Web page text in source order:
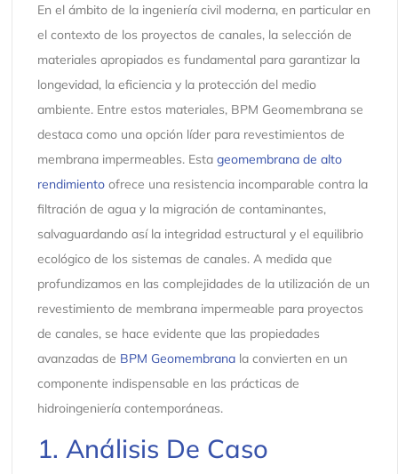
En el ámbito de la ingeniería civil moderna, en particular en
el contexto de los proyectos de canales, la selección de
materiales apropiados es fundamental para garantizar la
longevidad, la eficiencia y la protección del medio
ambiente. Entre estos materiales, BPM Geomembrana se
destaca como una opción líder para revestimientos de
membrana impermeables. Esta geomembrana de alto
rendimientoofrece una resistencia incomparable contra la
filtración de agua y la migración de contaminantes,
salvaguardando así la integridad estructural y el equilibrio
ecológico de los sistemas de canales. A medida que
profundizamos en las complejidades de la utilización de un
revestimiento de membrana impermeable para proyectos
de canales, se hace evidente que las propiedades
avanzadas de BPM Geomembranala convierten en un
componente indispensable en las prácticas de
hidroingeniería contemporáneas.
1. Análisis De Caso